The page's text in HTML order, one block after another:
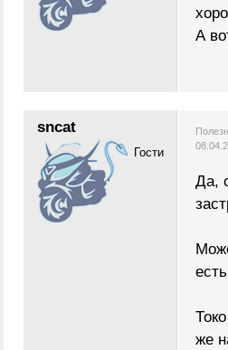
А
sncat
Гости
Да,
же